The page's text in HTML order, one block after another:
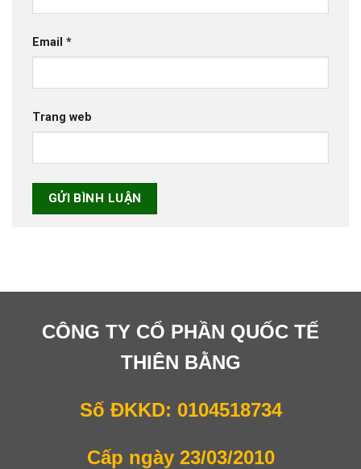
Email *
Trang web
CÔNG TY CỔ PHẦN QUỐC TẾ
THIÊN BẰNG
Số ĐKKD: 0104518734
Cấp ngày 23/03/2010